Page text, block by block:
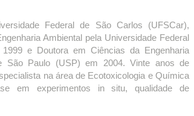
Federal de São Carlos (UFSCar),
Ambiental pela Universidade Federal
e Doutora em Ciências da Engenharia
São Paulo (USP) em 2004. Vinte anos de
na área de Ecotoxicologia e Química
em experimentos in situ, qualidade de